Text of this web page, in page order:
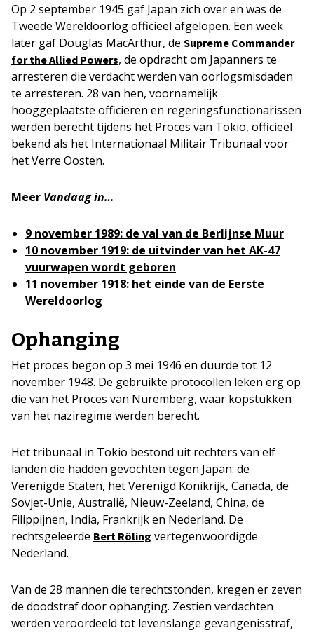
Op 2 september 1945 gaf Japan zich over en was de
Tweede Wereldoorlog officieel afgelopen. Een week
later gaf Douglas MacArthur, de Supreme Commander
for the Allied Powers, de opdracht om Japanners te
arresteren die verdacht werden van oorlogsmisdaden
te arresteren. 28 van hen, voornamelijk
hooggeplaatste officieren en regeringsfunctionarissen
werden berecht tijdens het Proces van Tokio, officieel
bekend als het Internationaal Militair Tribunaal voor
het Verre Oosten.
Meer Vandaag in…
9 november 1989: de val van de Berlijnse Muur
10 november 1919: de uitvinder van het AK-47
vuurwapen wordt geboren
11 november 1918: het einde van de Eerste
Wereldoorlog
Ophanging
Het proces begon op 3 mei 1946 en duurde tot 12
november 1948. De gebruikte protocollen leken erg op
die van het Proces van Nuremberg, waar kopstukken
van het naziregime werden berecht.
Het tribunaal in Tokio bestond uit rechters van elf
landen die hadden gevochten tegen Japan: de
Verenigde Staten, het Verenigd Konikrijk, Canada, de
Sovjet-Unie, Australië, Nieuw-Zeeland, China, de
Filippijnen, India, Frankrijk en Nederland. De
rechtsgeleerde Bert Röling vertegenwoordigde
Nederland.
Van de 28 mannen die terechtstonden, kregen er zeven
de doodstraf door ophanging. Zestien verdachten
werden veroordeeld tot levenslange gevangenisstraf,